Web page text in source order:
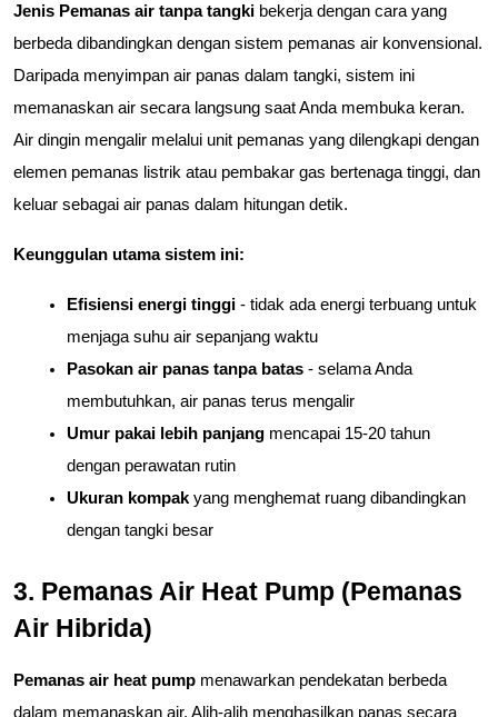
Jenis Pemanas air tanpa tangki bekerja dengan cara yang
berbeda dibandingkan dengan sistem pemanas air konvensional.
Daripada menyimpan air panas dalam tangki, sistem ini
memanaskan air secara langsung saat Anda membuka keran.
Air dingin mengalir melalui unit pemanas yang dilengkapi dengan
elemen pemanas listrik atau pembakar gas bertenaga tinggi, dan
keluar sebagai air panas dalam hitungan detik.
Keunggulan utama sistem ini:
Efisiensi energi tinggi - tidak ada energi terbuang untuk
menjaga suhu air sepanjang waktu
Pasokan air panas tanpa batas - selama Anda
membutuhkan, air panas terus mengalir
Umur pakai lebih panjang mencapai 15-20 tahun
dengan perawatan rutin
Ukuran kompak yang menghemat ruang dibandingkan
dengan tangki besar
3. Pemanas Air Heat Pump (Pemanas
Air Hibrida)
Pemanas air heat pump menawarkan pendekatan berbeda
dalam memanaskan air. Alih-alih menghasilkan panas secara